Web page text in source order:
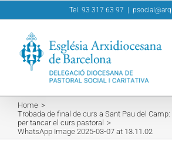
to
Tel. 93 317 63 97
Home
Trobada de final de curs a Sant Pau del
per tancar el curs pastoral
WhatsApp Image 2025-03-07 at 13.11.02